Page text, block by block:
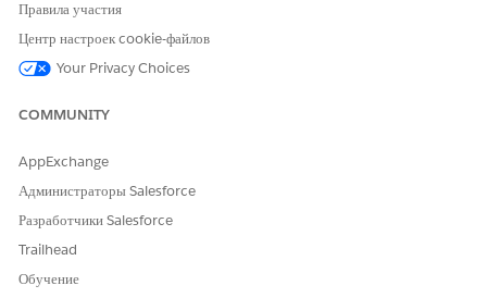
permissions.
the next refresh.
For more information, see the following articles.
Lock asset permissions
About data freshness
Правила участия
Центр настроек cookie-файлов
Your Privacy Choices
COMMUNITY
AppExchange
Администраторы Salesforce
Разработчики Salesforce
Trailhead
Обучение